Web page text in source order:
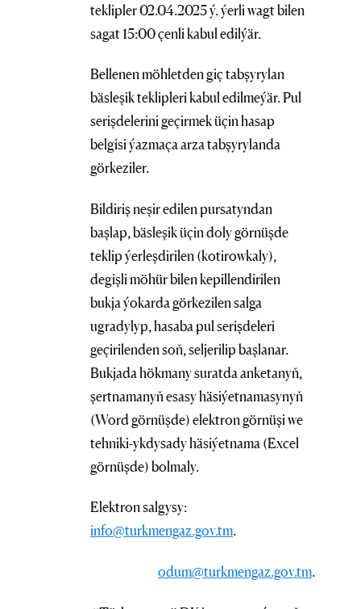
teklipler 02.04.2025 ý. ýerli wagt bilen
sagat 15:00 çenli kabul edilýär.
Bellenen möhletden giç tabşyrylan
bäsleşik teklipleri kabul edilmeýär. Pul
serişdelerini geçirmek üçin hasap
belgisi ýazmaça arza tabşyrylanda
görkeziler.
Bildiriş neşir edilen pursatyndan
başlap, bäsleşik üçin doly görnüşde
teklip ýerleşdirilen (kotirowkaly),
degişli möhür bilen kepillendirilen
bukja ýokarda görkezilen salga
ugradylyp, hasaba pul serişdeleri
geçirilenden soň, seljerilip başlanar.
Bukjada hökmany suratda anketanyň,
şertnamanyň esasy häsiýetnamasynyň
(Word görnüşde) elektron görnüşi we
tehniki-ykdysady häsiýetnama (Excel
görnüşde) bolmaly.
Elektron salgysy:
info@turkmengaz.gov.tm.
odum@turkmengaz.gov.tm.